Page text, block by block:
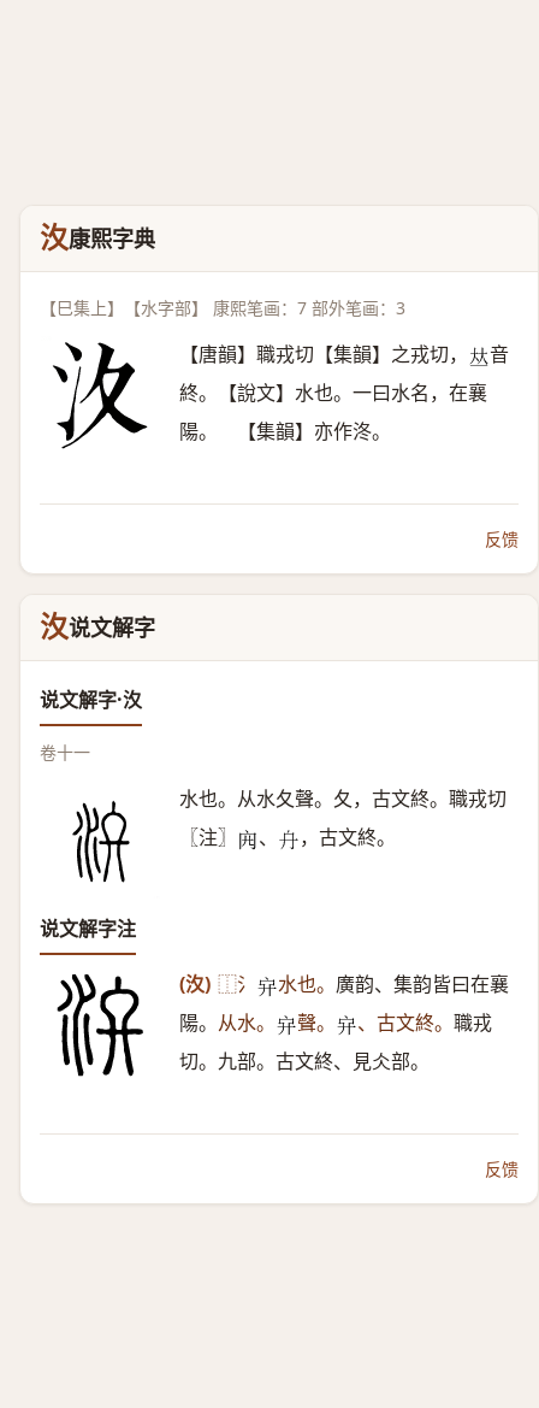
汷康熙字典
【巳集上】【水字部】 康熙笔画：7 部外笔画：3
【唐韻】職戎切【集韻】之戎切， 𠀤音
終。【說文】水也。一曰水名，在襄
陽。 【集韻】亦作泈。
反馈
汷说文解字
说文解字·汷
卷十一
水也。从水夂聲。夂，古文終。職戎切
〖注〗 𠕍 、 𠔾 ，古文終。
说文解字注
(汷) ⿰氵 𠂂 水也。 廣韵、集韵皆曰在襄
陽。 从水。 𠂂 聲。 𠂂 、古文終。 職戎
切。九部。古文終、見仌部。
反馈